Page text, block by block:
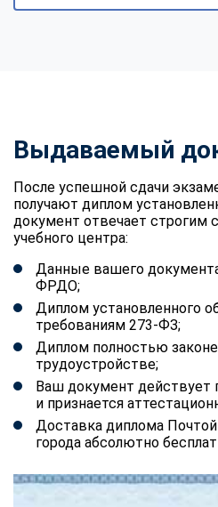
Выдаваемый
После успешной сдачи
получают диплом
документ отвечает строгим
учебного центра:
Данные вашего
ФРДО;
Диплом установленного
требованиям 273-ФЗ;
Диплом полностью
трудоустройстве;
Ваш документ действует
и признается
Доставка диплома
города абсолютно